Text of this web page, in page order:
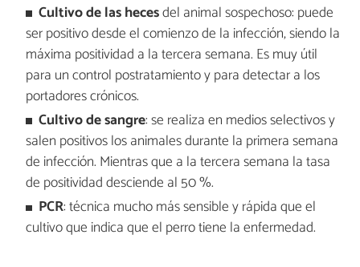
Cultivo de las hecesdel animal sospechoso: puede
ser positivo desde el comienzo de la infección, siendo la
máxima positividad a la tercera semana. Es muy útil
para un control postratamiento y para detectar a los
portadores crónicos.
Cultivo de sangre: se realiza en medios selectivos y
salen positivos los animales durante la primera semana
de infección. Mientras que a la tercera semana la tasa
de positividad desciende al 50 %.
PCR: técnica mucho más sensible y rápida que el
cultivo que indica que el perro tiene la enfermedad.